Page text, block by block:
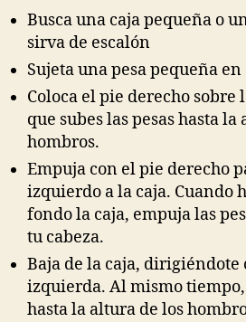
Busca una caja pequeña o
sirva de escalón
Sujeta una pesa pequeña
Coloca el pie derecho sobre
que subes las pesas hasta la
hombros.
Empuja con el pie derecho
izquierdo a la caja. Cuando
fondo la caja, empuja las
tu cabeza.
Baja de la caja,
izquierda. Al mismo tiempo,
hasta la altura de los